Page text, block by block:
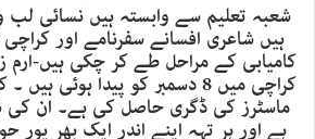
شعبہ تعلیم سے وابستہ ہیں نسائی لب
ہیں شاعری افسانے سفرنامے اور کراچی
کامیابی کے مراحل طے کر چکی ہیں-ارم
کراچی میں 8 دسمبر کو پیدا
ماسٹرز کی ڈگری حاصل کی ہے۔ ان
ہے اور ہر تہہ اپنے اندر ایک بھر پور